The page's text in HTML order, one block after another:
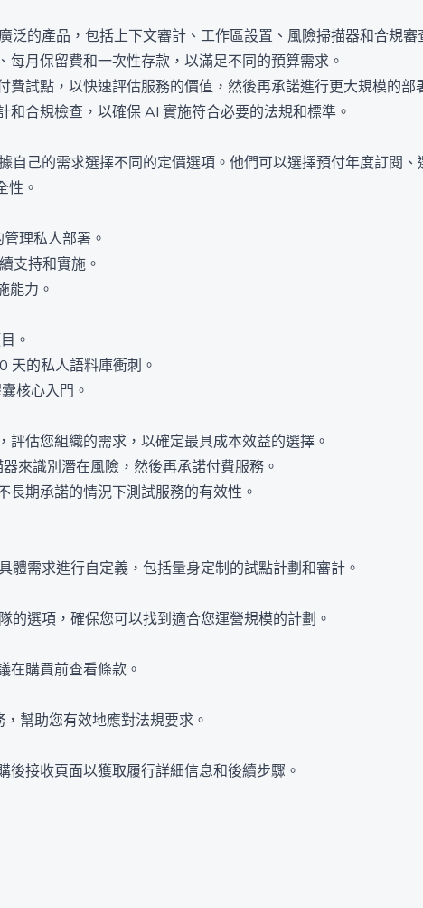
泛的產品，包括上下文審計、工作區設置、風險掃描器和合規審
月保留費和一次性存款，以滿足不同的預算需求。
費試點，以快速評估服務的價值，然後再承諾進行更大規模的部
和合規檢查，以確保 AI 實施符合必要的法規和標準。
自己的需求選擇不同的定價選項。他們可以選擇預付年度訂閱
性。
理私人部署。
支持和實施。
能力。
。
天的私人語料庫衝刺。
核心入門。
估您組織的需求，以確定最具成本效益的選擇。
來識別潛在風險，然後再承諾付費服務。
期承諾的情況下測試服務的有效性。
體需求進行自定義，包括量身定制的試點計劃和審計。
的選項，確保您可以找到適合您運營規模的計劃。
在購買前查看條款。
幫助您有效地應對法規要求。
接收頁面以獲取履行詳細信息和後續步驟。